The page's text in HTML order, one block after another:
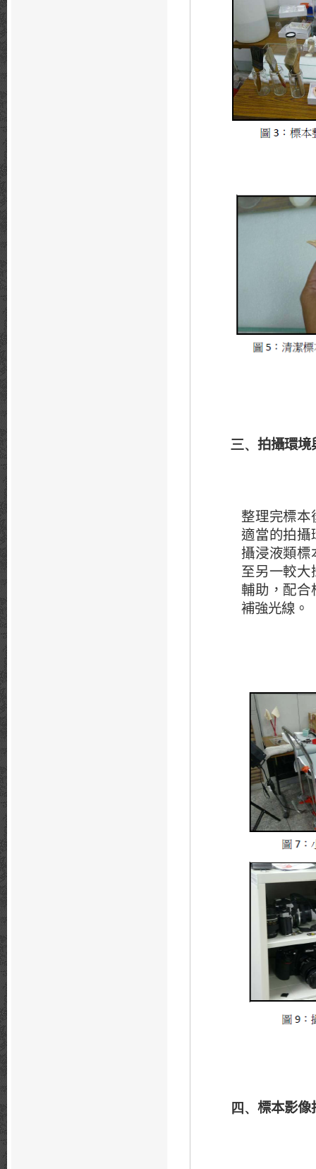
三、拍攝環境
整理完標
適當的拍攝
攝浸液類
至另一較
輔助，配合
補強光線。
四、標本影像